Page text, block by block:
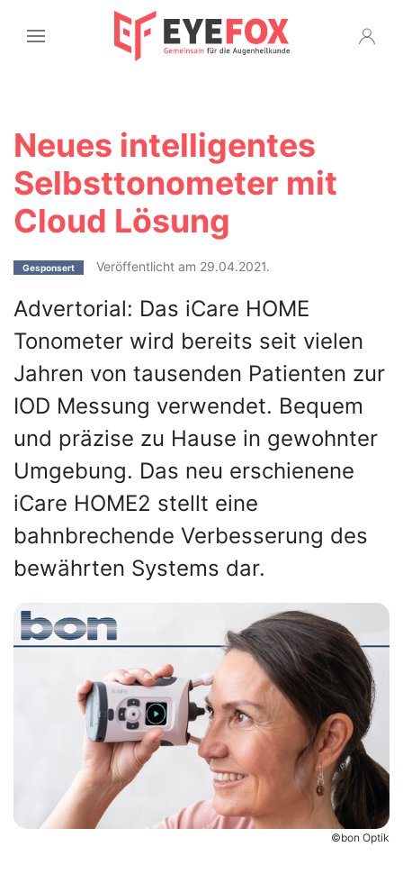
Neues intelligentes
Selbsttonometer mit
Cloud Lösung
Gesponsert Veröffentlicht am 29.04.2021.
Advertorial: Das iCare HOME
Tonometer wird bereits seit vielen
Jahren von tausenden Patienten zur
IOD Messung verwendet. Bequem
und präzise zu Hause in gewohnter
Umgebung. Das neu erschienene
iCare HOME2 stellt eine
bahnbrechende Verbesserung des
bewährten Systems dar.
©bon Optik